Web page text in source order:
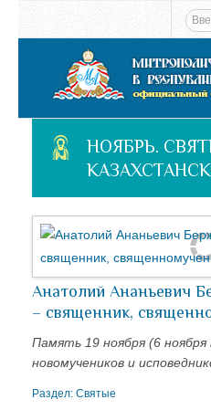
НОЯБРЬ.
Анатолий Ананьевич
– священник,
Память 19 ноября (6
новомучеников и
Раздел: Святые